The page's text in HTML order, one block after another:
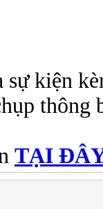
sự kiện
thông
TẠI